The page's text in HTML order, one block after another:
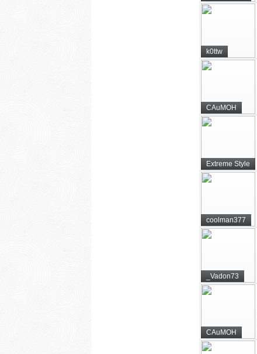
k0ttw
CAuMOH
Extreme Style
coolman377
_Vadon73
CAuMOH